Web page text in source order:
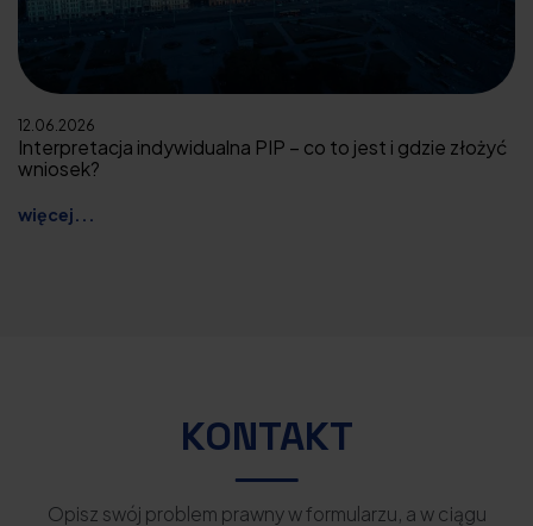
12.06.2026
Interpretacja indywidualna PIP – co to jest i gdzie złożyć
wniosek?
więcej...
KONTAKT
Opisz swój problem prawny w formularzu, a w ciągu